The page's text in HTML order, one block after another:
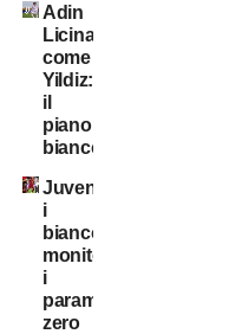
Adin
Licina
come
Yildiz:
il
piano
bianconero
Juventus:
i
bianconeri
monitorano
i
parametri
zero